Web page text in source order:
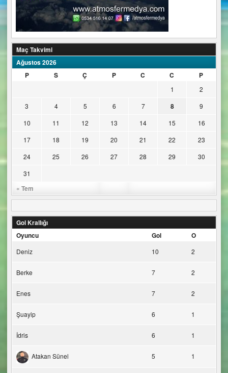
Maç Takvimi
Ağustos 2026
P
S Ç P C C P
« Tem
1
2
3
4 5 6 7 8
9
10
11 12 13 14 15
16
17
18 19 20 21 22
23
24
25 26 27 28 29
30
31
Gol Krallığı
Oyuncu
Gol O
Deniz 10 2
Berke 7 2
Enes 7 2
Şuayip 6 1
İdris 6 1
Atakan Sünel 5 1